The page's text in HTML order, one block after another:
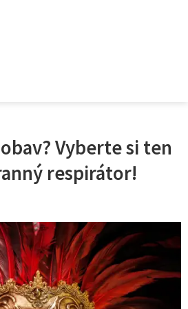
Vyberte si ten
respirátor!